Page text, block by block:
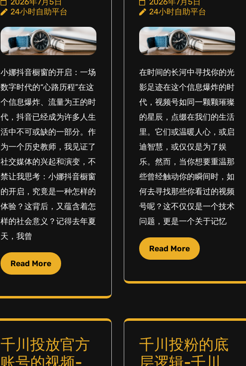
24小时自助平台
小娜抖音橱窗的开启：一场
数字时代的“心路历程”在这
个信息爆炸、流量为王的时
代，抖音已经成为许多人生
活中不可或缺的一部分。作
为一个历史教师，我见证了
社交媒体的兴起和演变，不
禁让我思考：小娜抖音橱窗
的开启，究竟是一种怎样的
体验？这背后，又蕴含着怎
样的社会意义？记得去年夏
天，我曾
Read More
24小时自助平台
在时间的长河中寻找你的光
影足迹在这个信息爆炸的时
代，视频号如同一颗颗璀璨
的星辰，点缀在我们的生活
里。它们或温暖人心，或启
迪智慧，或仅仅是为了娱
乐。然而，当你想要重温那
些曾经触动你的瞬间时，如
何去寻找那些你看过的视频
号呢？这不仅仅是一个技术
问题，更是一个关于记忆
Read More
千川投放官方
账号的视频-
千川投粉的底
层逻辑-千川